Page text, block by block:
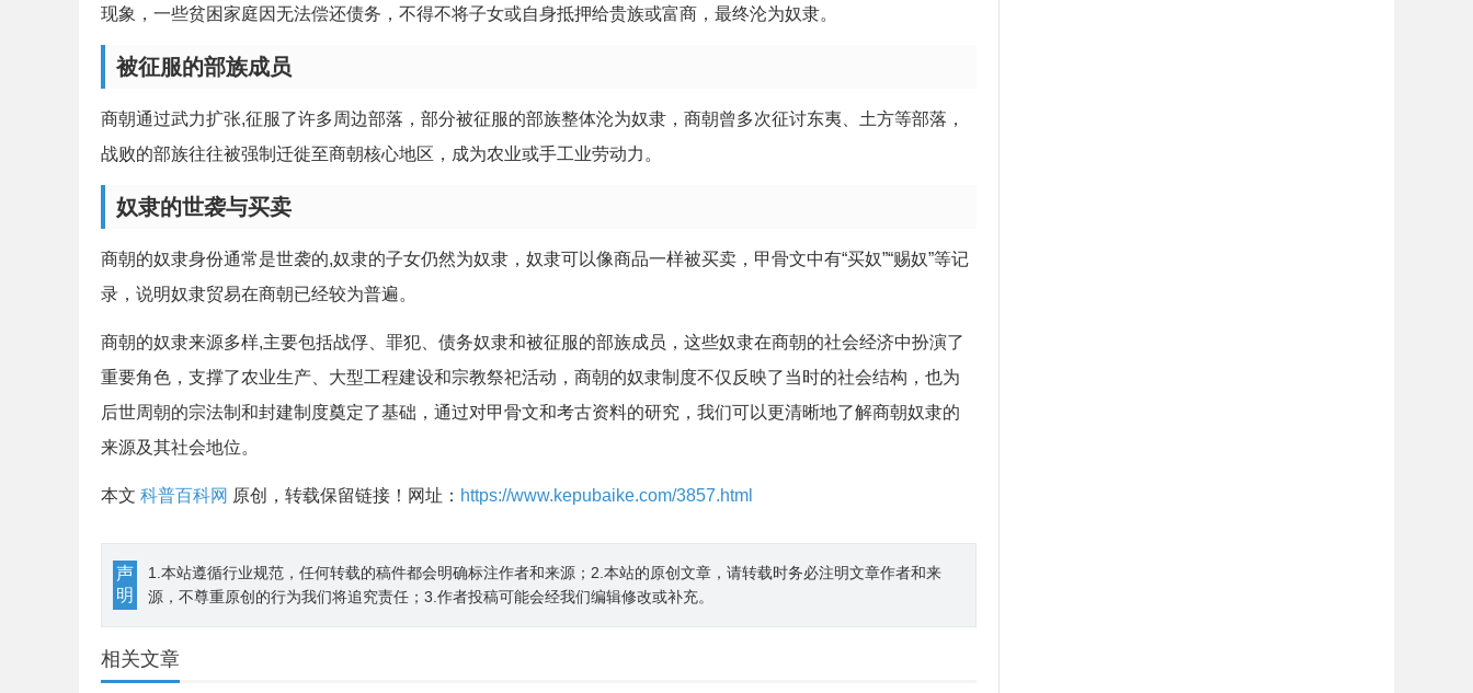
现象，一些贫困家庭因无法偿还债务，不得不将子女或自身抵押给贵族或富商，最终沦为奴隶。
被征服的部族成员
商朝通过武力扩张,征服了许多周边部落，部分被征服的部族整体沦为奴隶，商朝曾多次征讨东夷、土方等部落，
战败的部族往往被强制迁徙至商朝核心地区，成为农业或手工业劳动力。
奴隶的世袭与买卖
商朝的奴隶身份通常是世袭的,奴隶的子女仍然为奴隶，奴隶可以像商品一样被买卖，甲骨文中有“买奴”“赐奴”等记
录，说明奴隶贸易在商朝已经较为普遍。
商朝的奴隶来源多样,主要包括战俘、罪犯、债务奴隶和被征服的部族成员，这些奴隶在商朝的社会经济中扮演了
重要角色，支撑了农业生产、大型工程建设和宗教祭祀活动，商朝的奴隶制度不仅反映了当时的社会结构，也为
后世周朝的宗法制和封建制度奠定了基础，通过对甲骨文和考古资料的研究，我们可以更清晰地了解商朝奴隶的
来源及其社会地位。
本文 科普百科网 原创，转载保留链接！网址： https://www.kepubaike.com/3857.html
声
明
1.本站遵循行业规范，任何转载的稿件都会明确标注作者和来源；2.本站的原创文章，请转载时务必注明文章作者和来
源，不尊重原创的行为我们将追究责任；3.作者投稿可能会经我们编辑修改或补充。
相关文章